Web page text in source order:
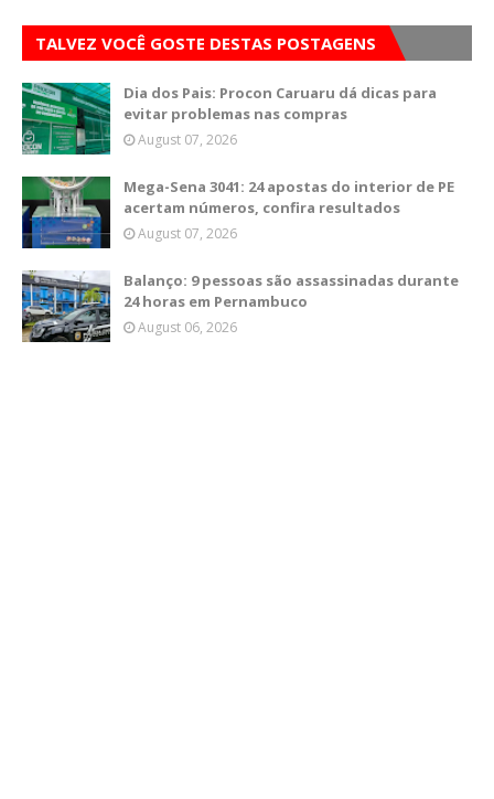
TALVEZ VOCÊ GOSTE DESTAS POSTAGENS
Dia dos Pais: Procon Caruaru dá dicas para
evitar problemas nas compras
August 07, 2026
Mega-Sena 3041: 24 apostas do interior de PE
acertam números, confira resultados
August 07, 2026
Balanço: 9 pessoas são assassinadas durante
24 horas em Pernambuco
August 06, 2026